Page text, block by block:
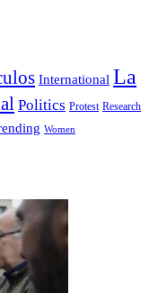
International La
Politics Protest Research
Women